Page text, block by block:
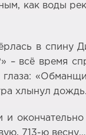
как воды
в спину
всё время
хлынул
713-ю весну…